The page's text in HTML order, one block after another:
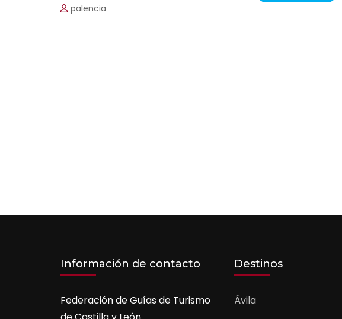
palencia
Información de contacto
Federación de Guías de Turismo
Destinos
Ávila